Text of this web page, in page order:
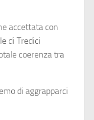
accettata con
di Tredici
coerenza tra
di aggrapparci